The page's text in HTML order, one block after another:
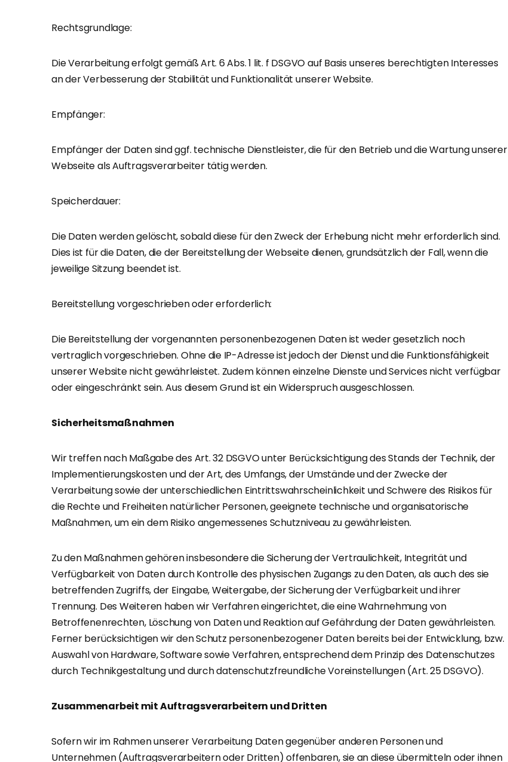
Rechtsgrundlage:
Die Verarbeitung erfolgt gemäß Art. 6 Abs. 1 lit. f DSGVO auf Basis unseres berechtigten Interesses
an der Verbesserung der Stabilität und Funktionalität unserer Website.
Empfänger:
Empfänger der Daten sind ggf. technische Dienstleister, die für den Betrieb und die Wartung unserer
Webseite als Auftragsverarbeiter tätig werden.
Speicherdauer:
Die Daten werden gelöscht, sobald diese für den Zweck der Erhebung nicht mehr erforderlich sind.
Dies ist für die Daten, die der Bereitstellung der Webseite dienen, grundsätzlich der Fall, wenn die
jeweilige Sitzung beendet ist.
Bereitstellung vorgeschrieben oder erforderlich:
Die Bereitstellung der vorgenannten personenbezogenen Daten ist weder gesetzlich noch
vertraglich vorgeschrieben. Ohne die IP-Adresse ist jedoch der Dienst und die Funktionsfähigkeit
unserer Website nicht gewährleistet. Zudem können einzelne Dienste und Services nicht verfügbar
oder eingeschränkt sein. Aus diesem Grund ist ein Widerspruch ausgeschlossen.
Sicherheitsmaßnahmen
Wir treffen nach Maßgabe des Art. 32 DSGVO unter Berücksichtigung des Stands der Technik, der
Implementierungskosten und der Art, des Umfangs, der Umstände und der Zwecke der
Verarbeitung sowie der unterschiedlichen Eintrittswahrscheinlichkeit und Schwere des Risikos für
die Rechte und Freiheiten natürlicher Personen, geeignete technische und organisatorische
Maßnahmen, um ein dem Risiko angemessenes Schutzniveau zu gewährleisten.
Zu den Maßnahmen gehören insbesondere die Sicherung der Vertraulichkeit, Integrität und
Verfügbarkeit von Daten durch Kontrolle des physischen Zugangs zu den Daten, als auch des sie
betreffenden Zugriffs, der Eingabe, Weitergabe, der Sicherung der Verfügbarkeit und ihrer
Trennung. Des Weiteren haben wir Verfahren eingerichtet, die eine Wahrnehmung von
Betroffenenrechten, Löschung von Daten und Reaktion auf Gefährdung der Daten gewährleisten.
Ferner berücksichtigen wir den Schutz personenbezogener Daten bereits bei der Entwicklung, bzw.
Auswahl von Hardware, Software sowie Verfahren, entsprechend dem Prinzip des Datenschutzes
durch Technikgestaltung und durch datenschutzfreundliche Voreinstellungen (Art. 25 DSGVO).
Zusammenarbeit mit Auftragsverarbeitern und Dritten
Sofern wir im Rahmen unserer Verarbeitung Daten gegenüber anderen Personen und
Unternehmen (Auftragsverarbeitern oder Dritten) offenbaren, sie an diese übermitteln oder ihnen